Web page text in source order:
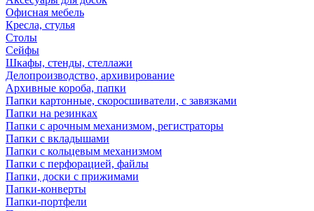
Офисная мебель
Кресла, стулья
Столы
Сейфы
Шкафы, стенды, стеллажи
Делопроизводство, архивирование
Архивные короба, папки
Папки картонные, скоросшиватели, с завязками
Папки на резинках
Папки с арочным механизмом, регистраторы
Папки с вкладышами
Папки с кольцевым механизмом
Папки с перфорацией, файлы
Папки, доски с прижимами
Папки-конверты
Папки-портфели